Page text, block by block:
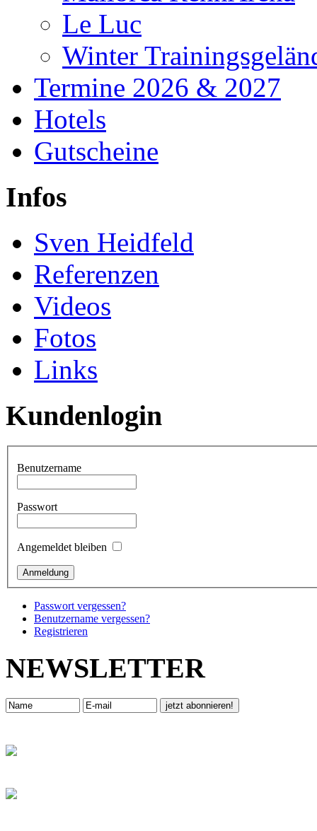
Le Luc
Winter
Termine 2026 & 2027
Hotels
Gutscheine
Infos
Sven Heidfeld
Referenzen
Videos
Fotos
Links
Kundenlogin
Benutzername
Passwort
Angemeldet bleiben
Passwort vergessen?
Benutzername vergessen?
Registrieren
NEWSLETTER